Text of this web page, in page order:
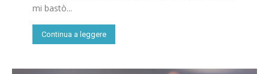
mi bastò...
Continua a leggere